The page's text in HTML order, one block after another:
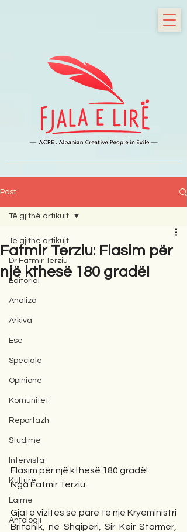
Post
Të gjithë artikujt
Dr Fatmir Terziu
Editorial
Analiza
Arkiva
Ese
Speciale
Opinione
Komunitet
Reportazh
Studime
Intervista
Kulturë
Lajme
Antologji
Të gjithë artikujt
Fatmir Terziu: Flasim për
një kthesë 180 gradë!
Flasim për një kthesë 180 gradë!
Nga Fatmir Terziu
Gjatë vizitës së parë të një Kryeministri
Britanik, në Shqipëri, Sir Keir Starmer,